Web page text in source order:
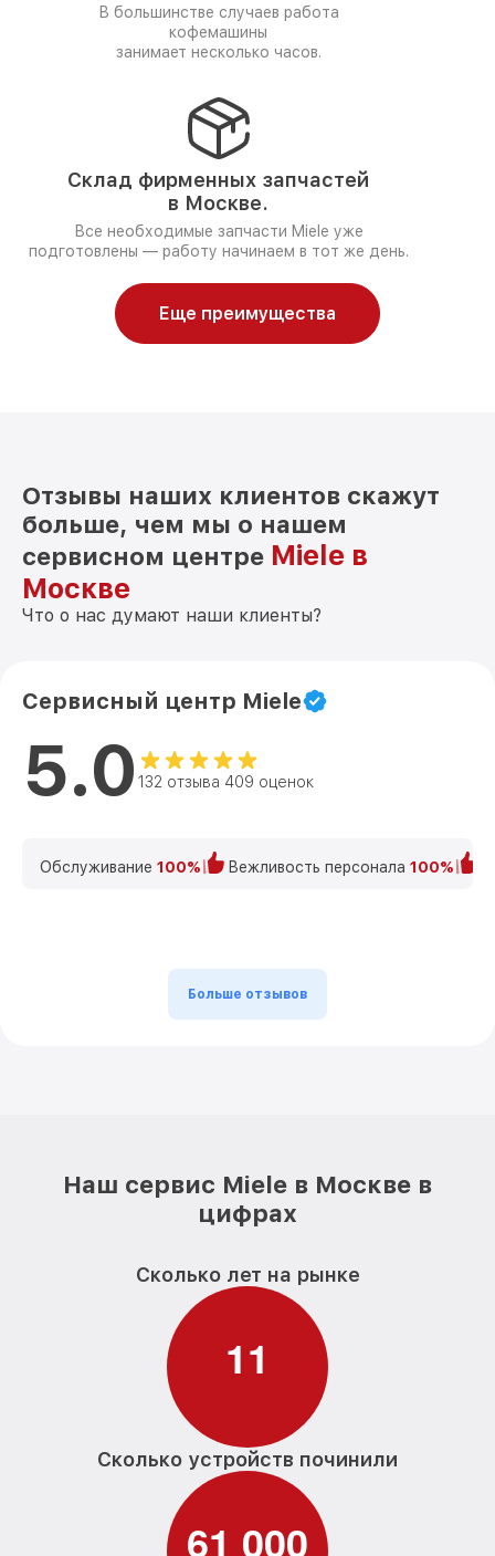
В большинстве случаев работа
кофемашины
занимает несколько часов.
Склад фирменных запчастей
в Москве.
Все необходимые запчасти Miele уже
подготовлены — работу начинаем в тот же день.
Еще преимущества
Отзывы наших клиентов скажут
больше, чем мы о нашем
сервисном центре Miele в
Москве
Что о нас думают наши клиенты?
Сервисный центр Miele
5.0 132 отзыва 409 оценок
Обслуживание 100% Вежливость персонала 100%
Больше отзывов
Наш сервис Miele в Москве в
цифрах
Сколько лет на рынке
11
Сколько устройств починили
61 000